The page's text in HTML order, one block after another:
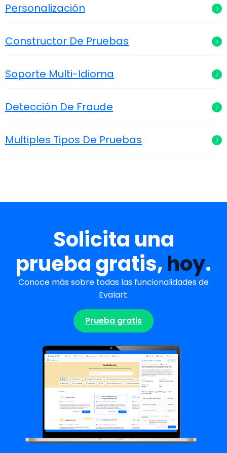
Personalización
Constructor De Pruebas
Soporte Multi-Idioma
Detección De Fraude
Multiples Tipos De Pruebas
Solicita una
prueba gratis,hoy.
Conoce más sobre todas las funcionalidades de
Evalart.
Prueba gratis